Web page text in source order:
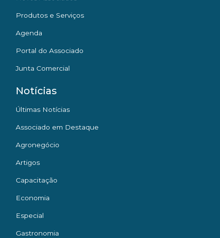
Produtos e Serviços
Agenda
Portal do Associado
Junta Comercial
Notícias
Últimas Notícias
Associado em Destaque
Agronegócio
Artigos
Capacitação
Economia
Especial
Gastronomia